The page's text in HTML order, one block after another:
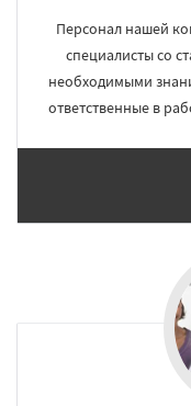
Персонал нашей
специалисты со
необходимыми
ответственные в